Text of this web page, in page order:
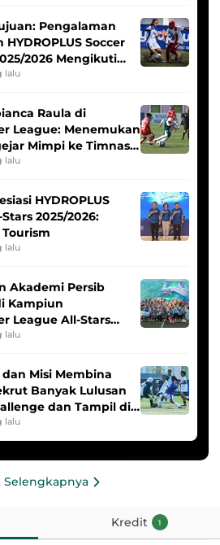
Pengalaman
Soccer
2026 Mengikuti
Putri
lalu
Raula di
League: Menemukan
Mimpi ke Timnas
lalu
HYDROPLUS
2025/2026:
Tourism
lalu
Akademi Persib
Kampiun
League All-Stars
lalu
Misi Membina
Banyak Lulusan
dan Tampil di
League
lalu
Selengkapnya
Kredit 1